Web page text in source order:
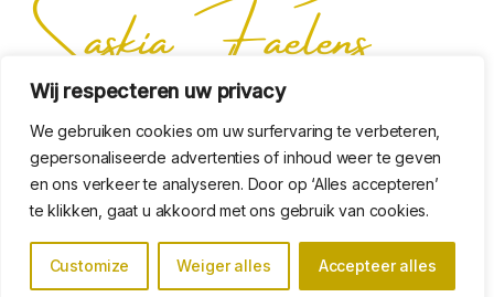
Wij respecteren uw privacy
We gebruiken cookies om uw surfervaring te verbeteren,
gepersonaliseerde advertenties of inhoud weer te geven
en ons verkeer te analyseren. Door op ‘Alles accepteren’
te klikken, gaat u akkoord met ons gebruik van cookies.
Customize Weiger alles Accepteer alles
Adres: Kompasplein 19 (102), 9000 Gent. België.
Algemene voorwaarden